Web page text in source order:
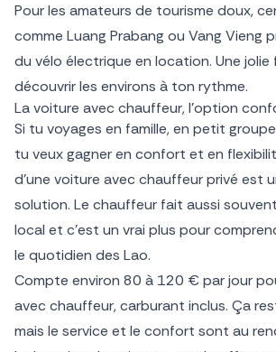
Pour les amateurs de tourisme doux,
comme Luang Prabang ou Vang Vieng
du vélo électrique en location. Une jolie
découvrir les environs à ton rythme.
La voiture avec chauffeur, l’option
Si tu voyages en famille, en petit
tu veux gagner en confort et en
d’une voiture avec chauffeur privé est
solution. Le chauffeur fait aussi
local et c’est un vrai plus pour
le quotidien des Lao.
Compte environ 80 à 120 € par jour
avec chauffeur, carburant inclus. Ça
mais le service et le confort sont au